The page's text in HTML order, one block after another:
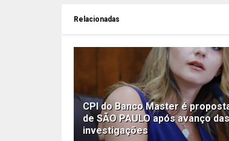
Relacionadas
CPI do Banco Master é
de SÃO PAULO após avanço das
investigações